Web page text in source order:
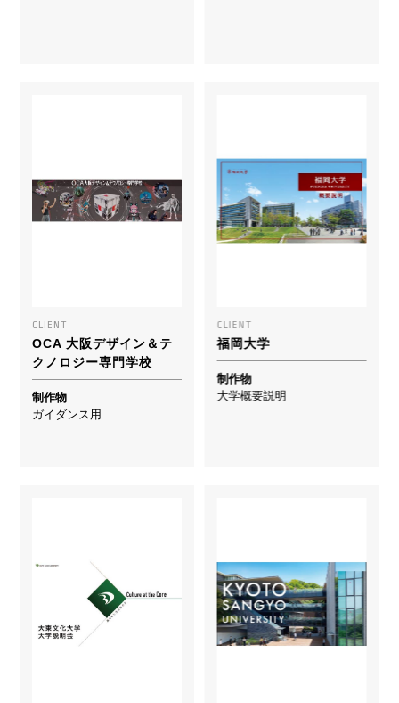
CLIENT
OCA 大阪デザイン＆テ
クノロジー専門学校
制作物
ガイダンス用
CLIENT
福岡大学
制作物
大学概要説明